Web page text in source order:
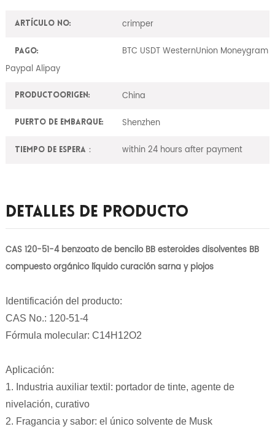
Artículo No: crimper
Pago:
BTC USDT WesternUnion Moneygram
Paypal Alipay
ProductoOrigen: China
Puerto de embarque: Shenzhen
Tiempo de espera： within 24 hours after payment
Detalles De Producto
CAS 120-51-4 benzoato de bencilo BB esteroides disolventes BB
compuesto orgánico líquido curación sarna y piojos
Identificación del producto:
CAS No.: 120-51-4
Fórmula molecular: C14H12O2
Aplicación:
1. Industria auxiliar textil: portador de tinte, agente de
nivelación, curativo
2. Fragancia y sabor: el único solvente de Musk